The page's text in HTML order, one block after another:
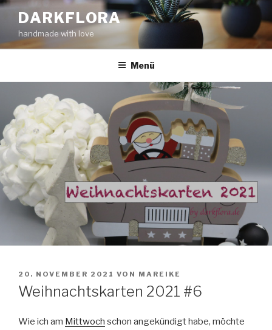
Zum
Inhalt
springen
DARKFLORA
handmade with love
Menü
VERÖFFENTLICHT
AM
20. NOVEMBER 2021 VON MAREIKE
Weihnachtskarten 2021 #6
Wie ich am Mittwoch schon angekündigt habe, möchte